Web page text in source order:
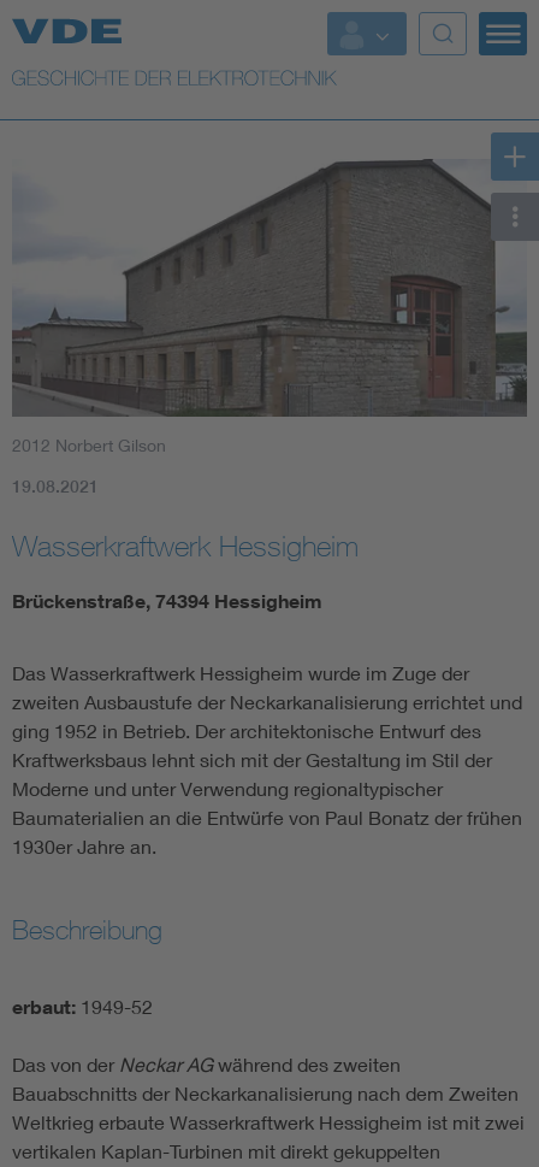
Top Themen
Weitere Themen
2012 Norbert Gilson
19.08.2021
Wasserkraftwerk Hessigheim
Brückenstraße, 74394 Hessigheim
Das Wasserkraftwerk Hessigheim wurde im Zuge der
zweiten Ausbaustufe der Neckarkanalisierung errichtet und
ging 1952 in Betrieb. Der architektonische Entwurf des
Kraftwerksbaus lehnt sich mit der Gestaltung im Stil der
Moderne und unter Verwendung regionaltypischer
Baumaterialien an die Entwürfe von Paul Bonatz der frühen
1930er Jahre an.
Beschreibung
erbaut: 1949-52
Das von der Neckar AGwährend des zweiten
Bauabschnitts der Neckarkanalisierung nach dem Zweiten
Weltkrieg erbaute Wasserkraftwerk Hessigheim ist mit zwei
vertikalen Kaplan-Turbinen mit direkt gekuppelten